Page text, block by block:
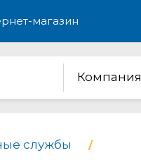
магазин
службы